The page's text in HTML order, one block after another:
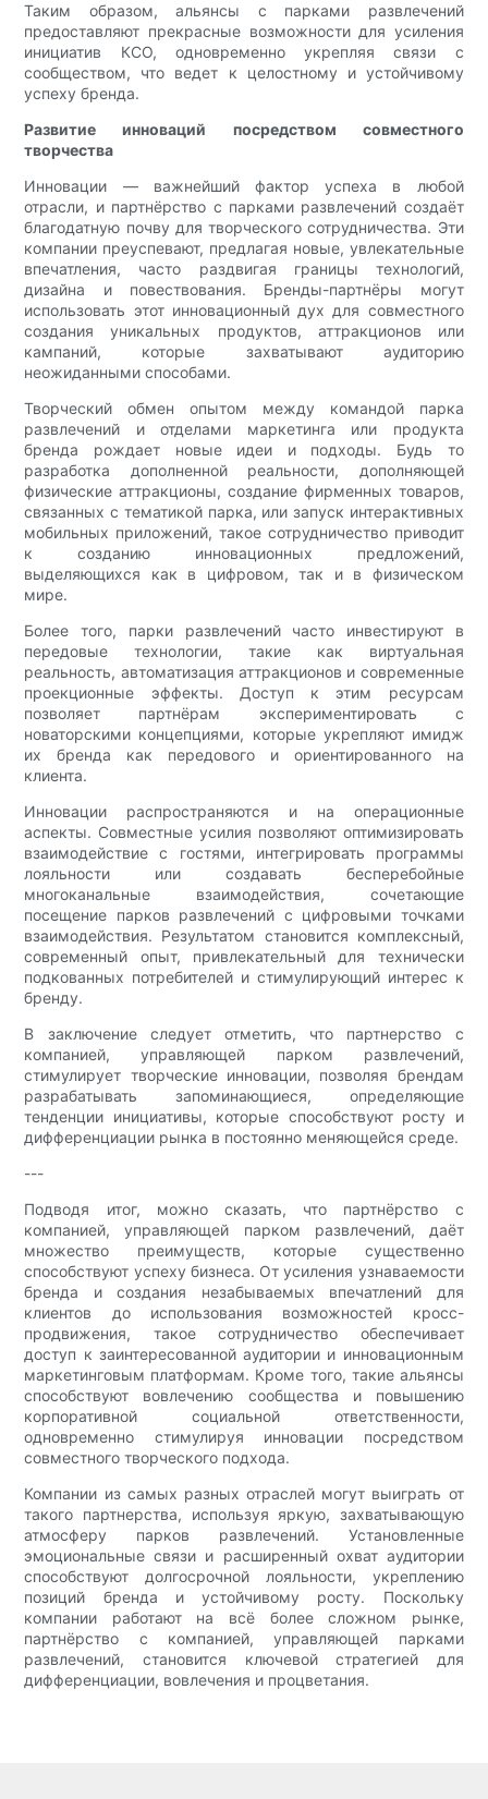
Таким образом, альянсы с парками развлечений
предоставляют прекрасные возможности для усиления
инициатив КСО, одновременно укрепляя связи с
сообществом, что ведет к целостному и устойчивому
успеху бренда.
Развитие инноваций посредством совместного
творчества
Инновации — важнейший фактор успеха в любой
отрасли, и партнёрство с парками развлечений создаёт
благодатную почву для творческого сотрудничества. Эти
компании преуспевают, предлагая новые, увлекательные
впечатления, часто раздвигая границы технологий,
дизайна и повествования. Бренды-партнёры могут
использовать этот инновационный дух для совместного
создания уникальных продуктов, аттракционов или
кампаний, которые захватывают аудиторию
неожиданными способами.
Творческий обмен опытом между командой парка
развлечений и отделами маркетинга или продукта
бренда рождает новые идеи и подходы. Будь то
разработка дополненной реальности, дополняющей
физические аттракционы, создание фирменных товаров,
связанных с тематикой парка, или запуск интерактивных
мобильных приложений, такое сотрудничество приводит
к созданию инновационных предложений,
выделяющихся как в цифровом, так и в физическом
мире.
Более того, парки развлечений часто инвестируют в
передовые технологии, такие как виртуальная
реальность, автоматизация аттракционов и современные
проекционные эффекты. Доступ к этим ресурсам
позволяет партнёрам экспериментировать с
новаторскими концепциями, которые укрепляют имидж
их бренда как передового и ориентированного на
клиента.
Инновации распространяются и на операционные
аспекты. Совместные усилия позволяют оптимизировать
взаимодействие с гостями, интегрировать программы
лояльности или создавать бесперебойные
многоканальные взаимодействия, сочетающие
посещение парков развлечений с цифровыми точками
взаимодействия. Результатом становится комплексный,
современный опыт, привлекательный для технически
подкованных потребителей и стимулирующий интерес к
бренду.
В заключение следует отметить, что партнерство с
компанией, управляющей парком развлечений,
стимулирует творческие инновации, позволяя брендам
разрабатывать запоминающиеся, определяющие
тенденции инициативы, которые способствуют росту и
дифференциации рынка в постоянно меняющейся среде.
---
Подводя итог, можно сказать, что партнёрство с
компанией, управляющей парком развлечений, даёт
множество преимуществ, которые существенно
способствуют успеху бизнеса. От усиления узнаваемости
бренда и создания незабываемых впечатлений для
клиентов до использования возможностей кросс-
продвижения, такое сотрудничество обеспечивает
доступ к заинтересованной аудитории и инновационным
маркетинговым платформам. Кроме того, такие альянсы
способствуют вовлечению сообщества и повышению
корпоративной социальной ответственности,
одновременно стимулируя инновации посредством
совместного творческого подхода.
Компании из самых разных отраслей могут выиграть от
такого партнерства, используя яркую, захватывающую
атмосферу парков развлечений. Установленные
эмоциональные связи и расширенный охват аудитории
способствуют долгосрочной лояльности, укреплению
позиций бренда и устойчивому росту. Поскольку
компании работают на всё более сложном рынке,
партнёрство с компанией, управляющей парками
развлечений, становится ключевой стратегией для
дифференциации, вовлечения и процветания.